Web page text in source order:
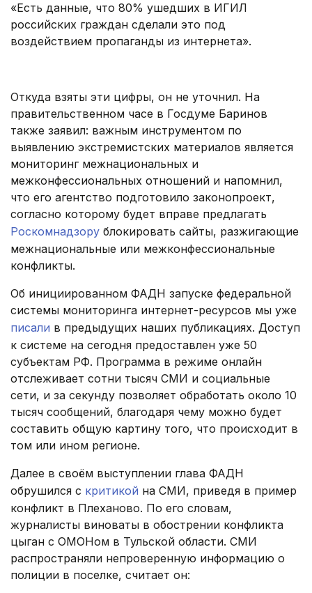
«Есть данные, что 80% ушедших в ИГИЛ
российских граждан сделали это под
воздействием пропаганды из интернета».
Откуда взяты эти цифры, он не уточнил. На
правительственном часе в Госдуме Баринов
также заявил: важным инструментом по
выявлению экстремистских материалов является
мониторинг межнациональных и
межконфессиональных отношений и напомнил,
что его агентство подготовило законопроект,
согласно которому будет вправе предлагать
Роскомнадзору блокировать сайты, разжигающие
межнациональные или межконфессиональные
конфликты.
Об инициированном ФАДН запуске федеральной
системы мониторинга интернет-ресурсов мы уже
писали в предыдущих наших публикациях. Доступ
к системе на сегодня предоставлен уже 50
субъектам РФ. Программа в режиме онлайн
отслеживает сотни тысяч СМИ и социальные
сети, и за секунду позволяет обработать около 10
тысяч сообщений, благодаря чему можно будет
составить общую картину того, что происходит в
том или ином регионе.
Далее в своём выступлении глава ФАДН
обрушился с критикой на СМИ, приведя в пример
конфликт в Плеханово. По его словам,
журналисты виноваты в обострении конфликта
цыган с ОМОНом в Тульской области. СМИ
распространяли непроверенную информацию о
полиции в поселке, считает он: